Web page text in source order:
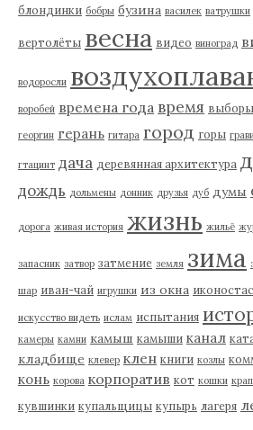
блондинки бобры бузина василек ватрушки
вертолёты весна видео виноград
водоросли
воробей времена года время выборы
георгин герань гитара город горы
гтацинт дача деревянная архитектура
дождь дольмены донник друзья дуб думы
дорога живая история жизнь жильё
запасник затвор затмение земля зима
шар иван-чай игрушки из окна иконостас
искусство видеть ислам испытания
камеры камни камыш камыши канал
кладбище клевер клен книги козлы
конь корова корпоратив кот кошки
кувшинки купальщицы купырь лагеря